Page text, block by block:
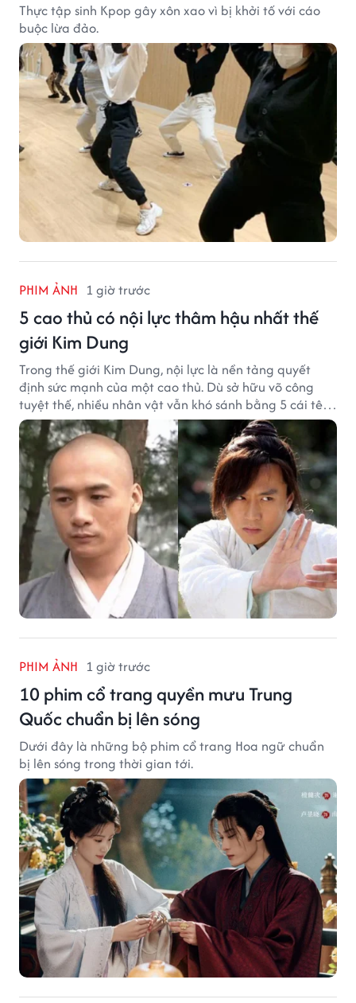
Thực tập sinh Kpop gây xôn xao vì bị khởi tố với cáo
buộc lừa đảo.
PHIM ẢNH 1 giờ trước
5 cao thủ có nội lực thâm hậu nhất thế
giới Kim Dung
Trong thế giới Kim Dung, nội lực là nền tảng quyết
định sức mạnh của một cao thủ. Dù sở hữu võ công
tuyệt thế, nhiều nhân vật vẫn khó sánh bằng 5 cái tên
dưới đây về độ thâm hậu của chân khí.
PHIM ẢNH 1 giờ trước
10 phim cổ trang quyền mưu Trung
Quốc chuẩn bị lên sóng
Dưới đây là những bộ phim cổ trang Hoa ngữ chuẩn
bị lên sóng trong thời gian tới.